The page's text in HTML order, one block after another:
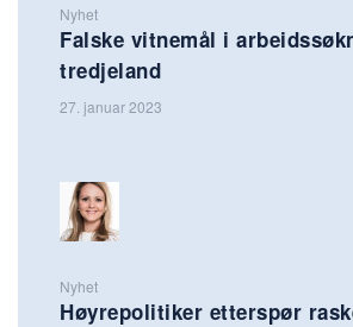
Nyhet
Falske vitnemål i
tredjeland
27. januar 2023
Nyhet
Høyrepolitiker etterspør